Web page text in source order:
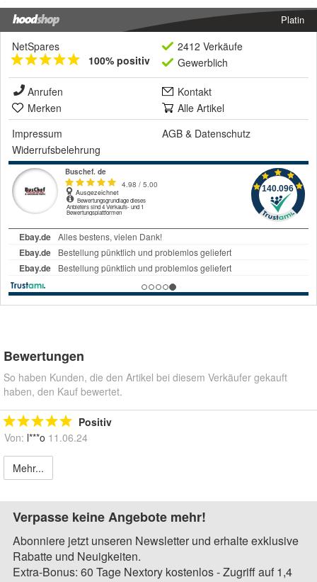
Platin
NetSpares
100% positiv
2412 Verkäufe
Gewerblich
Anrufen
Kontakt
Merken
Alle Artikel
Impressum
AGB & Datenschutz
Widerrufsbelehrung
Bewertungen
So haben Kunden, die den Artikel bei diesem Verkäufer gekauft
haben, den Kauf bewertet.
Positiv
Von: l***o 11.06.24
Mehr...
Verpasse keine Angebote mehr!
Abonniere jetzt unseren Newsletter und erhalte exklusive
Rabatte und Neuigkeiten.
Extra-Bonus: 60 Tage Nextory kostenlos - Zugriff auf 1,4